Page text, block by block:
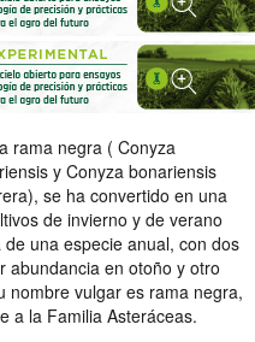
rama negra ( Conyza
y Conyza bonariensis
se ha convertido en una
de invierno y de verano
una especie anual, con dos
abundancia en otoño y otro
nombre vulgar es rama negra,
a la Familia Asteráceas.